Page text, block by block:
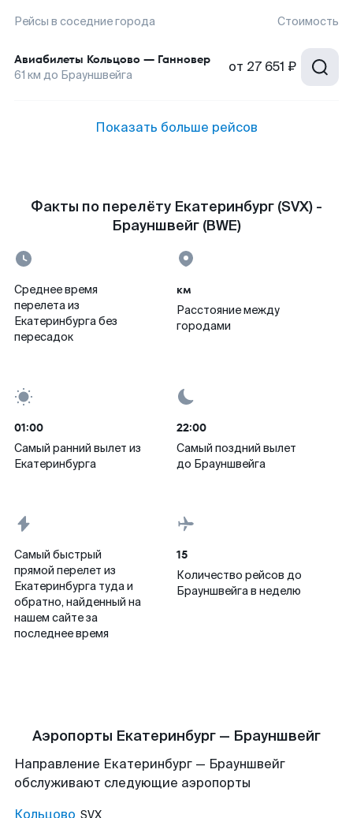
Рейсы в соседние города Стоимость
Авиабилеты Кольцово — Ганновер
61 км до Брауншвейга от 27 651 ₽
Показать больше рейсов
Факты по перелёту Екатеринбург (SVX) -
Брауншвейг (BWE)
Среднее время
перелета из
Екатеринбурга без
пересадок
км
Расстояние между
городами
01:00
Самый ранний вылет из
Екатеринбурга
22:00
Самый поздний вылет
до Брауншвейга
Самый быстрый
прямой перелет из
Екатеринбурга туда и
обратно, найденный на
нашем сайте за
последнее время
15
Количество рейсов до
Брауншвейга в неделю
Аэропорты Екатеринбург — Брауншвейг
Направление Екатеринбург — Брауншвейг
обслуживают следующие аэропорты
Кольцово SVX